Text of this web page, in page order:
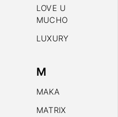
LOVE U
MUCHO
LUXURY
M
MAKA
MATRIX